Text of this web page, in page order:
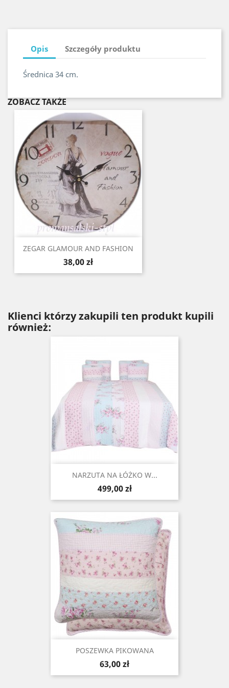
Opis Szczegóły produktu
Średnica 34 cm.
ZOBACZ TAKŻE
ZEGAR GLAMOUR AND FASHION
Cena
38,00 zł
Klienci którzy zakupili ten produkt kupili
również:
NARZUTA NA ŁÓŻKO W...
Cena
499,00 zł
POSZEWKA PIKOWANA
Cena
63,00 zł